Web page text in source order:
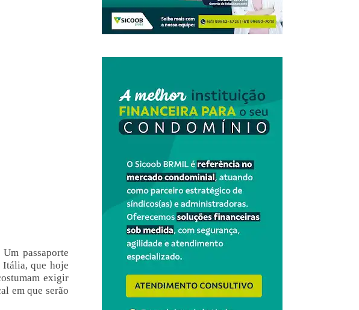
passaporte
Itália, que hoje
exigir
em que serão